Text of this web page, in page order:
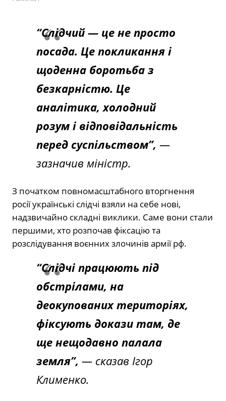
“Слідчий — це не просто
посада. Це покликання і
щоденна боротьба з
безкарністю. Це
аналітика, холодний
розум і відповідальність
перед суспільством”, —
зазначив міністр.
З початком повномасштабного вторгнення
росії українські слідчі взяли на себе нові,
надзвичайно складні виклики. Саме вони стали
першими, хто розпочав фіксацію та
розслідування воєнних злочинів армії рф.
“Слідчі працюють під
обстрілами, на
деокупованих територіях,
фіксують докази там, де
ще нещодавно палала
земля”, — сказав Ігор
Клименко.